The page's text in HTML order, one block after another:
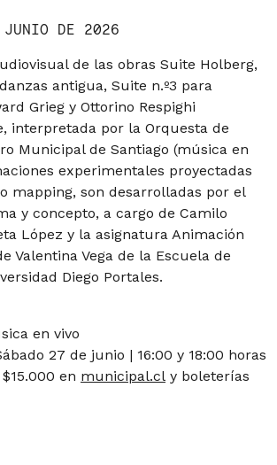
JUNIO DE 2026
de las obras Suite Holberg,
antigua, Suite n.º3 para
Grieg y Ottorino Respighi
interpretada por la Orquesta de
Municipal de Santiago (música en
experimentales proyectadas
mapping, son desarrolladas por el
y concepto, a cargo de Camilo
López y la asignatura Animación
Valentina Vega de la Escuela de
Diego Portales.
en vivo
27 de junio | 16:00 y 18:00 horas
en municipal.cl y boleterías